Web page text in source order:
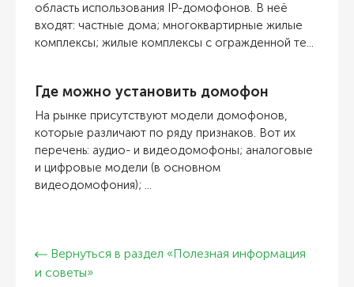
область использования IP-домофонов. В неё
входят: частные дома; многоквартирные жилые
комплексы; жилые комплексы с огражденной те...
Где можно установить домофон
На рынке присутствуют модели домофонов,
которые различают по ряду признаков. Вот их
перечень: аудио- и видеодомофоны; аналоговые
и цифровые модели (в основном
видеодомофония); ...
Вернуться в раздел «Полезная информация
и советы»